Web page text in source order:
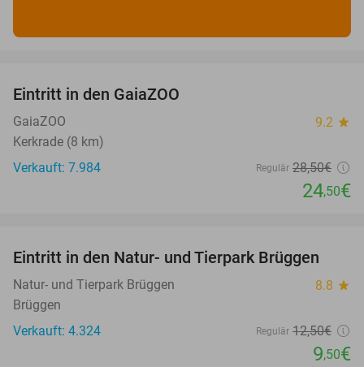
Eintritt in den GaiaZOO
GaiaZOO 9.2 star
Kerkrade (8 km)
Verkauft: 7.984
Regulär 28,50€
24,50€
24%
Eintritt in den Natur- und Tierpark Brüggen
Natur- und Tierpark Brüggen 8.8 star
Brüggen
Verkauft: 4.324
Regulär 12,50€
9,50€